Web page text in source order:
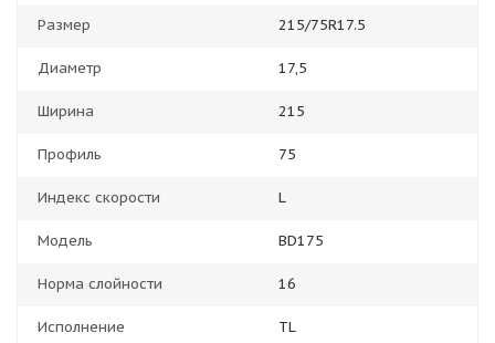
Размер 215/75R17.5
Диаметр 17,5
Ширина 215
Профиль 75
Индекс скорости L
Модель BD175
Норма слойности 16
Исполнение TL